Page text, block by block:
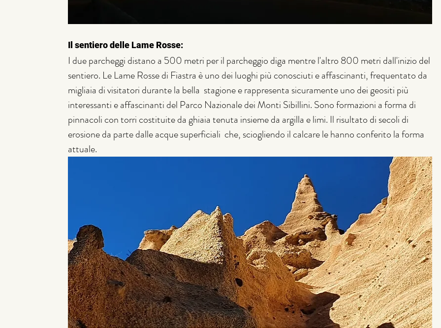
Il sentiero delle Lame Rosse:
I due parcheggi distano a 500 metri per il parcheggio diga mentre l'altro 800 metri dall'inizio del
sentiero. Le Lame Rosse di Fiastra è uno dei luoghi più conosciuti e affascinanti, frequentato da
migliaia di visitatori durante la bella  stagione e rappresenta sicuramente uno dei geositi più
interessanti e affascinanti del Parco Nazionale dei Monti Sibillini. Sono formazioni a forma di
pinnacoli con torri costituite da ghiaia tenuta insieme da argilla e limi. Il risultato di secoli di
erosione da parte dalle acque superficiali  che, sciogliendo il calcare le hanno conferito la forma
attuale.